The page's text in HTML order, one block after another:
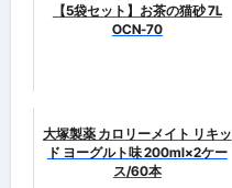
【5袋セット】お茶の猫砂 7L
OCN-70
大塚製薬 カロリーメイト リキッ
ド ヨーグルト味 200ml×2ケー
ス/60本